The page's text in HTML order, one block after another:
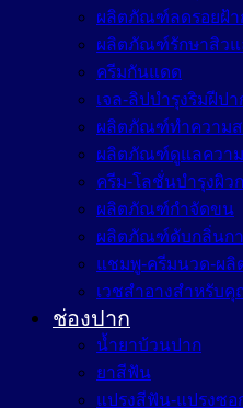
ผลิตภัณฑ์ลดรอยฝ้า
ผลิตภัณฑ์รักษาสิวแ
ครีมกันแดด
เจล-ลิปบำรุงริมฝีปา
ผลิตภัณฑ์ทำความส
ผลิตภัณฑ์ดูแลความ
ครีม-โลชั่นบำรุงผิว
ผลิตภัณฑ์กำจัดขน
ผลิตภัณฑ์ดับกลิ่นก
แชมพู-ครีมนวด-ผ
เวชสำอางสำหรับ
ช่องปาก
น้ำยาบ้วนปาก
ยาสีฟัน
แปรงสีฟัน-แปรงซ